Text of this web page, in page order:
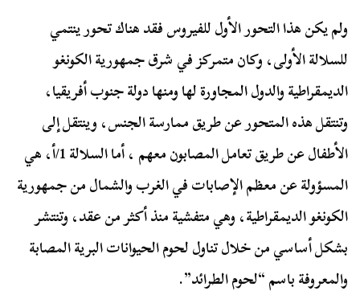
ولم يكن هذا التحور الأول للفيروس فقد هناك تحور ينتمي
للسلالة الأولى، وكان متمركز في شرق جمهورية الكونغو
الديمقراطية والدولالمجاورةلها ومنها دولة جنوب أفريقيا،
وتنتقل هذه المتحور عن طريق ممارسة الجنس، وينتقل إلى
الأطفال عن طريق تعامل المصابون معهم ، أما السلالة 1/أ، هي
المسؤولة عن معظم الإصابات في الغرب والشمال من جمهورية
الكونغو الديمقراطية، وهي متفشية منذ أكثر من عقد، وتنتشر
بشكل أساسي من خلال تناول لحوم الحيوانات البرية المصابة
والمعروفة باسم “لحوم الطرائد”.